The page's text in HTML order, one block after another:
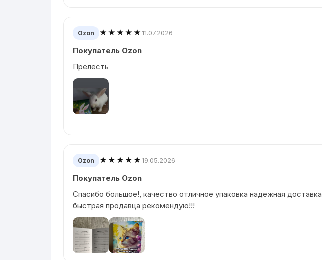
Ozon ★★★★★11.07.2026
Покупатель Ozon
Прелесть
Ozon ★★★★★19.05.2026
Покупатель Ozon
Спасибо большое!, качество отличное упаковка надежная доставка
быстрая продавца рекомендую!!!